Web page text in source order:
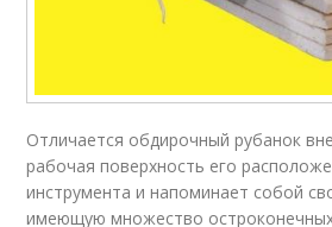
Отличается обдирочный рубанок
рабочая поверхность его
инструмента и напоминает собой
имеющую множество